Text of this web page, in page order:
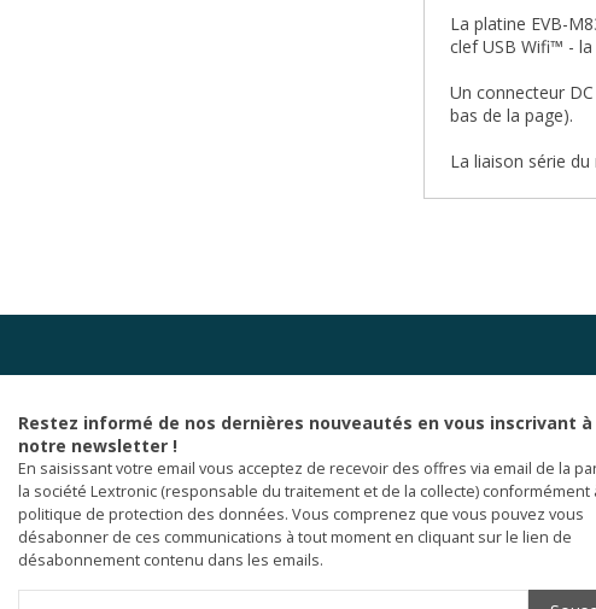
La platine EVB-
clef USB Wifi™ -
Un connecteur
bas de la page).
La liaison série
Restez informé de nos dernières nouveautés en vous inscrivant à
notre newsletter !
En saisissant votre email vous acceptez de recevoir des offres via email de la
la société Lextronic (responsable du traitement et de la collecte) conformément
politique de protection des données. Vous comprenez que vous pouvez vous
désabonner de ces communications à tout moment en cliquant sur le lien de
désabonnement contenu dans les emails.